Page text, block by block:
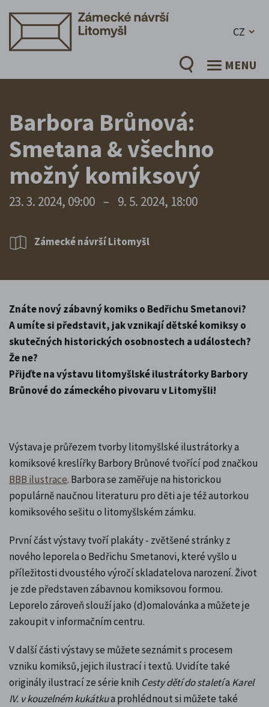
CZ
MENU
Barbora Brůnová:
Smetana & všechno
možný komiksový
23. 3. 2024, 09:00 – 9. 5. 2024, 18:00
Zámecké návrší Litomyšl
Znáte nový zábavný komiks o Bedřichu Smetanovi?
A umíte si představit, jak vznikají dětské komiksy o
skutečných historických osobnostech a událostech?
Že ne?
Přijďte na výstavu litomyšlské ilustrátorky Barbory
Brůnové do zámeckého pivovaru v Litomyšli!
Výstava je průřezem tvorby litomyšlské ilustrátorky a
komiksové kreslířky Barbory Brůnové tvořící pod značkou
BBB ilustrace. Barbora se zaměřuje na historickou
populárně naučnou literaturu pro děti a je též autorkou
komiksového sešitu o litomyšlském zámku.
První část výstavy tvoří plakáty - zvětšené stránky z
nového leporela o Bedřichu Smetanovi, které vyšlo u
příležitosti dvoustého výročí skladatelova narození. Život
je zde představen zábavnou komiksovou formou.
Leporelo zároveň slouží jako (d)omalovánka a můžete je
zakoupit v informačním centru.
V další části výstavy se můžete seznámit s procesem
vzniku komiksů, jejich ilustrací i textů. Uvidíte také
originály ilustrací ze série knih Cesty dětí do staletía Karel
IV. v kouzelném kukátkua prohlédnout si můžete také